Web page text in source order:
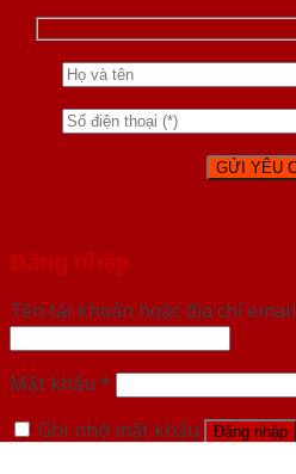
Đăng nhập
Tên tài khoản hoặc địa chỉ email
Mật khẩu *
Ghi nhớ mật khẩu
Đăng nhập